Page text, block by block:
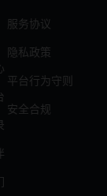
服务协议
隐私政策
平台行为守则
安全合规